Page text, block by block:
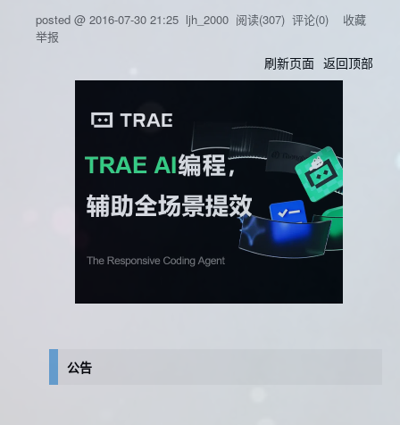
posted @ 2016-07-30 21:25 ljh_2000 阅读(307) 评论(0) 收藏
举报
刷新页面 返回顶部
公告